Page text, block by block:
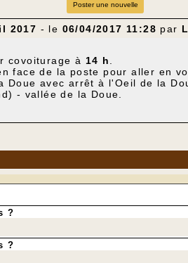
Poster une nouvelle
2017 - le 06/04/2017 11:28 par
covoiturage à 14 h
face de la poste pour aller en
Doue avec arrêt à l'Oeil de la
- vallée de la Doue.
?
?